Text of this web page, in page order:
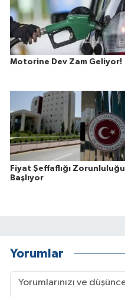
Motorine Dev Zam Geliyor!
Fiyat Şeffaflığı Zorunluluğu
Başlıyor
Yorumlar